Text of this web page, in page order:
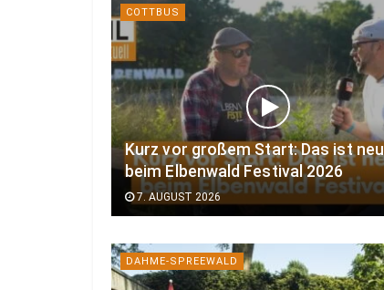
COTTBUS
Kurz vor großem Start: Das ist neu
beim Elbenwald Festival 2026
7. AUGUST 2026
DAHME-SPREEWALD